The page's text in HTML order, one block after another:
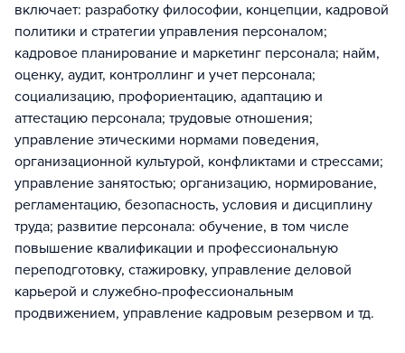
включает: разработку философии, концепции, кадровой
политики и стратегии управления персоналом;
кадровое планирование и маркетинг персонала; найм,
оценку, аудит, контроллинг и учет персонала;
социализацию, профориентацию, адаптацию и
аттестацию персонала; трудовые отношения;
управление этическими нормами поведения,
организационной культурой, конфликтами и стрессами;
управление занятостью; организацию, нормирование,
регламентацию, безопасность, условия и дисциплину
труда; развитие персонала: обучение, в том числе
повышение квалификации и профессиональную
переподготовку, стажировку, управление деловой
карьерой и служебно-профессиональным
продвижением, управление кадровым резервом и тд.